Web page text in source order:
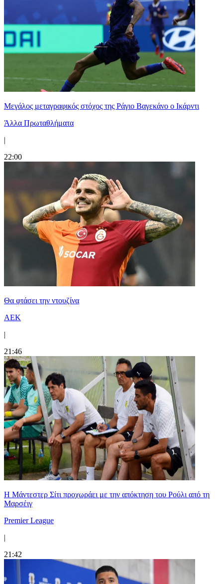
Μεγάλος μεταγραφικός στόχος της Ράγιο Βαγεκάνο ο Ικάρντι
Άλλα Πρωταθλήματα
|
22:00
Θα φτάσει την ντουζίνα
ΑΕΚ
|
21:46
Η Μάντεστερ Σίτι προχωράει με την απόκτηση του Ρούλι από τη
Μαρσέιγ
Premier League
|
21:42